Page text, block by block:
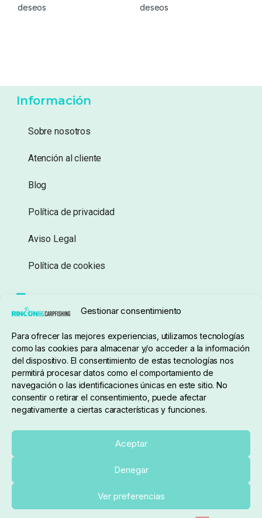
Gestionar consentimiento
Para ofrecer las mejores experiencias, utilizamos tecnologías
como las cookies para almacenar y/o acceder a la información
del dispositivo. El consentimiento de estas tecnologías nos
permitirá procesar datos como el comportamiento de
navegación o las identificaciones únicas en este sitio. No
consentir o retirar el consentimiento, puede afectar
negativamente a ciertas características y funciones.
Aceptar
Denegar
Ver preferencias
deseos
deseos
Información
Sobre nosotros
Atención al cliente
Blog
Política de privacidad
Aviso Legal
Política de cookies
Sobre nosotros
910 824 923